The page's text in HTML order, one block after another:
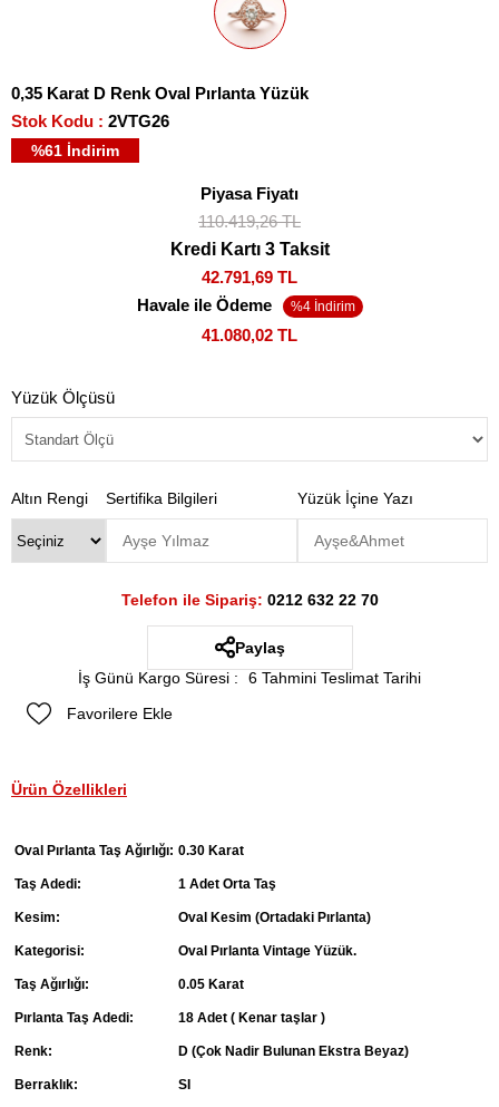
0,35 Karat D Renk Oval Pırlanta Yüzük
Stok Kodu
2VTG26
%61 İndirim
Piyasa Fiyatı
110.419,26 TL
Kredi Kartı 3 Taksit
42.791,69 TL
Havale ile Ödeme
41.080,02 TL
Yüzük Ölçüsü
Altın Rengi Sertifika Bilgileri Yüzük İçine Yazı
Telefon ile Sipariş: 0212 632 22 70
Paylaş
İş Günü Kargo Süresi :
6 Tahmini Teslimat Tarihi
Favorilere Ekle
Ürün Özellikleri
Oval Pırlanta Taş Ağırlığı: 0.30 Karat
Taş Adedi: 1 Adet Orta Taş
Kesim: Oval Kesim (Ortadaki Pırlanta)
Kategorisi: Oval Pırlanta Vintage Yüzük.
Taş Ağırlığı: 0.05 Karat
Pırlanta Taş Adedi: 18 Adet ( Kenar taşlar )
Renk: D (Çok Nadir Bulunan Ekstra Beyaz)
Berraklık: SI